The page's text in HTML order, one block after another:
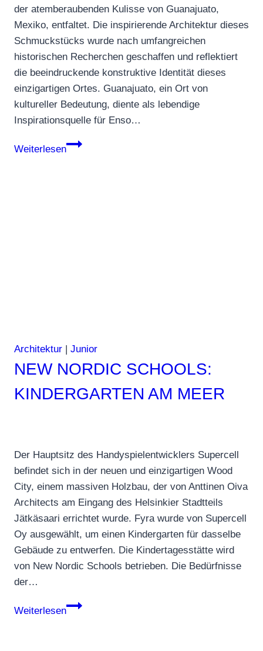
der atemberaubenden Kulisse von Guanajuato,
Mexiko, entfaltet. Die inspirierende Architektur dieses
Schmuckstücks wurde nach umfangreichen
historischen Recherchen geschaffen und reflektiert
die beeindruckende konstruktive Identität dieses
einzigartigen Ortes. Guanajuato, ein Ort von
kultureller Bedeutung, diente als lebendige
Inspirationsquelle für Enso…
Weiterlesen
Enso
Architektur Junior
NEW NORDIC SCHOOLS:
KINDERGARTEN AM MEER
Der Hauptsitz des Handyspielentwicklers Supercell
befindet sich in der neuen und einzigartigen Wood
City, einem massiven Holzbau, der von Anttinen Oiva
Architects am Eingang des Helsinkier Stadtteils
Jätkäsaari errichtet wurde. Fyra wurde von Supercell
Oy ausgewählt, um einen Kindergarten für dasselbe
Gebäude zu entwerfen. Die Kindertagesstätte wird
von New Nordic Schools betrieben. Die Bedürfnisse
der…
Weiterlesen
New